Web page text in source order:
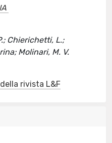
Chierichetti, L.;
Molinari, M. V.
rivista L&F